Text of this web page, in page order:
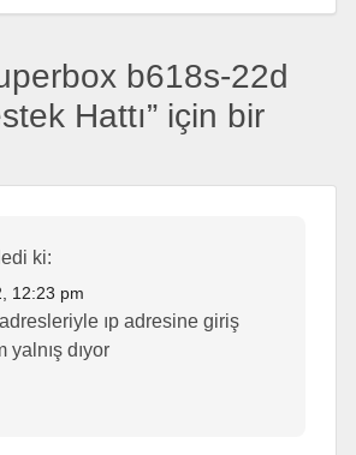
b618s-22d
Hattı” için bir
ki:
12:23 pm
ıp adresine giriş
yalnış dıyor